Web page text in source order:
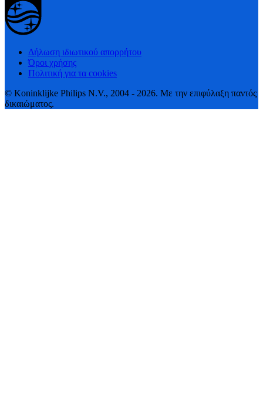
Δήλωση ιδιωτικού απορρήτου
Όροι χρήσης
Πολιτική για τα cookies
© Koninklijke Philips N.V., 2004 - 2026. Με την επιφύλαξη παντός
δικαιώματος.